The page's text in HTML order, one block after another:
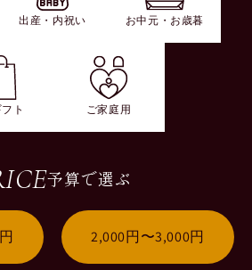
出産・内祝い お中元・お歳暮
ト ご家庭用
予算で選ぶ
2,000円〜3,000円